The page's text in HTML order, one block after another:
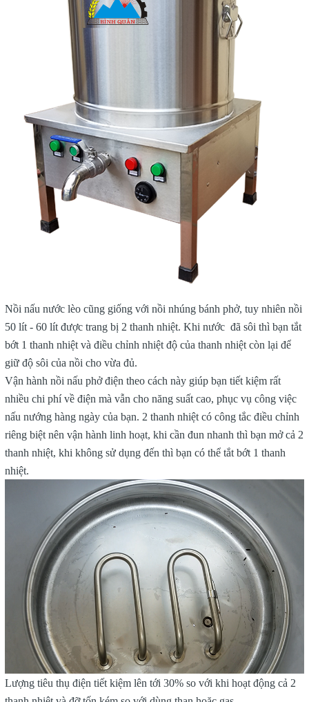
Nồi nấu nước lèo cũng giống với nồi nhúng bánh phở, tuy nhiên nồi
50 lít - 60 lít được trang bị 2 thanh nhiệt. Khi nước đã sôi thì bạn tắt
bớt 1 thanh nhiệt và điều chỉnh nhiệt độ của thanh nhiệt còn lại để
giữ độ sôi của nồi cho vừa đủ.
Vận hành nồi nấu phở điện theo cách này giúp bạn tiết kiệm rất
nhiều chi phí về điện mà vẫn cho năng suất cao, phục vụ công việc
nấu nướng hàng ngày của bạn. 2 thanh nhiệt có công tắc điều chỉnh
riêng biệt nên vận hành linh hoạt, khi cần đun nhanh thì bạn mở cả 2
thanh nhiệt, khi không sử dụng đến thì bạn có thể tắt bớt 1 thanh
nhiệt.
Lượng tiêu thụ điện tiết kiệm lên tới 30% so với khi hoạt động cả 2